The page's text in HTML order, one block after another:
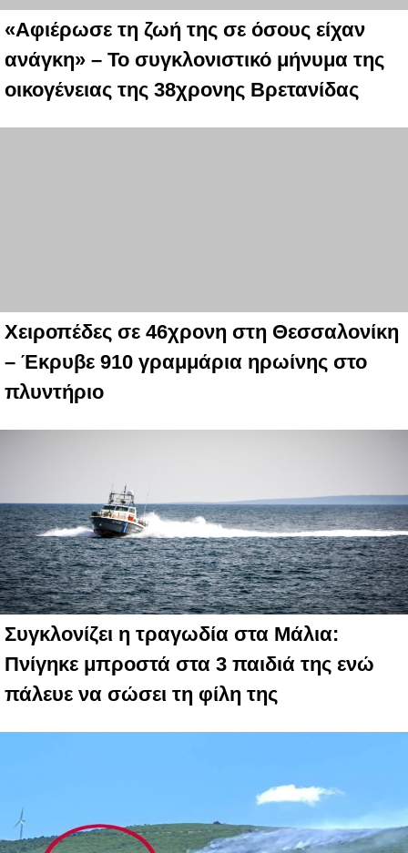
«Αφιέρωσε τη ζωή της σε όσους είχαν
ανάγκη» – Το συγκλονιστικό μήνυμα της
οικογένειας της 38χρονης Βρετανίδας
Χειροπέδες σε 46χρονη στη Θεσσαλονίκη
– Έκρυβε 910 γραμμάρια ηρωίνης στο
πλυντήριο
Συγκλονίζει η τραγωδία στα Μάλια:
Πνίγηκε μπροστά στα 3 παιδιά της ενώ
πάλευε να σώσει τη φίλη της